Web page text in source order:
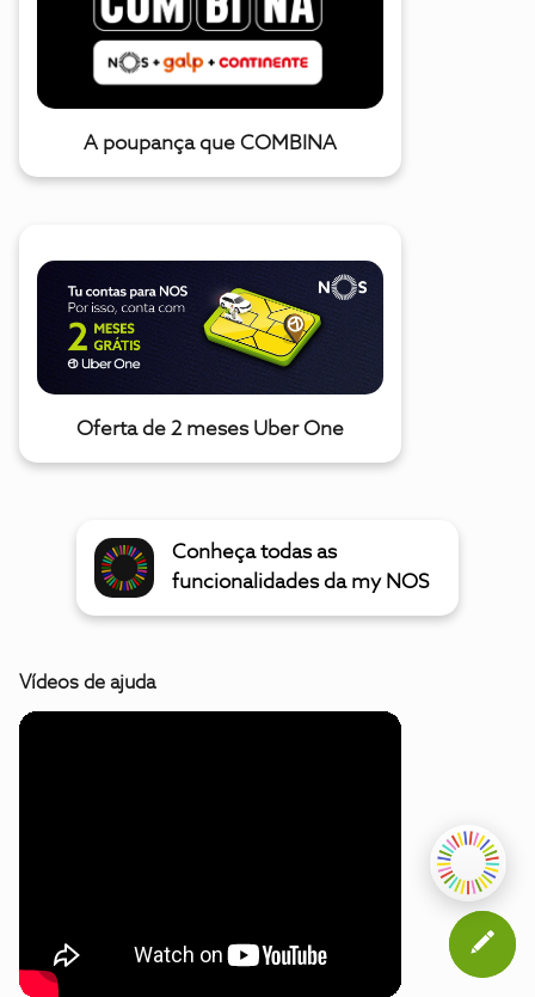
A poupança que COMBINA
Oferta de 2 meses Uber One
Conheça todas as
funcionalidades da my NOS
Vídeos de ajuda